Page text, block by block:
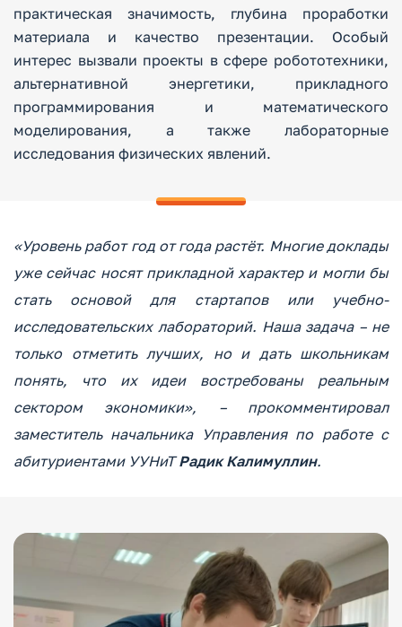
практическая значимость, глубина проработки
материала и качество презентации. Особый
интерес вызвали проекты в сфере робототехники,
альтернативной энергетики, прикладного
программирования и математического
моделирования, а также лабораторные
исследования физических явлений.
«Уровень работ год от года растёт. Многие доклады
уже сейчас носят прикладной характер и могли бы
стать основой для стартапов или учебно-
исследовательских лабораторий. Наша задача – не
только отметить лучших, но и дать школьникам
понять, что их идеи востребованы реальным
сектором экономики», – прокомментировал
заместитель начальника Управления по работе с
абитуриентами УУНиТРадик Калимуллин.